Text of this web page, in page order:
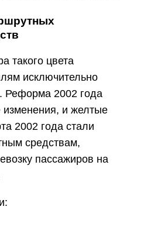
такого цвета
исключительно
Реформа 2002 года
и желтые
2002 года стали
средствам,
пассажиров на